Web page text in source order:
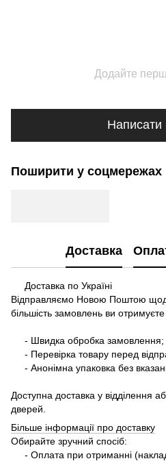
Додайте
Написати
Поширити у соцмережах
Доставка
Доставка по Україні
Відправляємо Новою Поштою
більшість замовлень ви
- Швидка обробка замовлення;
- Перевірка товару перед
- Анонімна упаковка без
Доступна доставка у відділення
дверей.
Більше інформації про доставку
Обирайте зручний спосіб:
- Оплата при отриманні